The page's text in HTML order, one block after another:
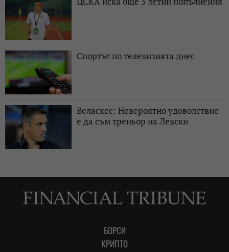
Спортът по телевизията днес
Веласкес: Невероятно удоволствие
е да съм треньор на Левски
БОРСИ
КРИПТО